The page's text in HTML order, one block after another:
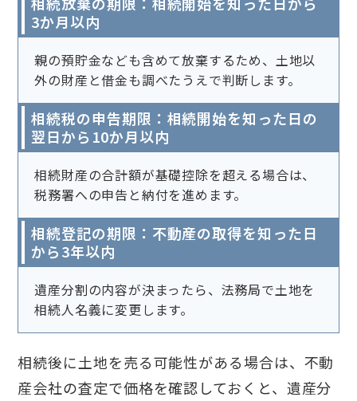
3か月以内
親の預貯金なども含めて放棄するため、土地以
外の財産と借金も調べたうえで判断します。
相続税の申告期限：相続開始を知った日の
翌日から10か月以内
相続財産の合計額が基礎控除を超える場合は、
税務署への申告と納付を進めます。
相続登記の期限：不動産の取得を知った日
から3年以内
遺産分割の内容が決まったら、法務局で土地を
相続人名義に変更します。
相続後に土地を売る可能性がある場合は、不動
産会社の査定で価格を確認しておくと、遺産分